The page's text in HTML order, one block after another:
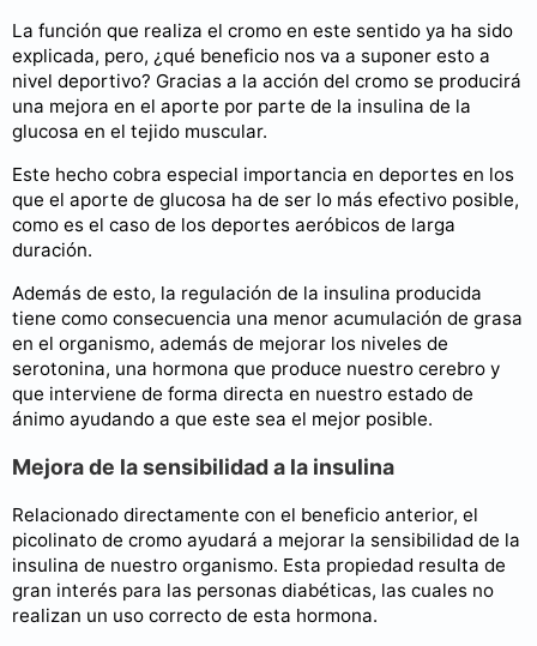
La función que realiza el cromo en este sentido ya ha sido
explicada, pero, ¿qué beneficio nos va a suponer esto a
nivel deportivo? Gracias a la acción del cromo se producirá
una mejora en el aporte por parte de la insulina de la
glucosa en el tejido muscular.
Este hecho cobra especial importancia en deportes en los
que el aporte de glucosa ha de ser lo más efectivo posible,
como es el caso de los deportes aeróbicos de larga
duración.
Además de esto, la regulación de la insulina producida
tiene como consecuencia una menor acumulación de grasa
en el organismo, además de mejorar los niveles de
serotonina, una hormona que produce nuestro cerebro y
que interviene de forma directa en nuestro estado de
ánimo ayudando a que este sea el mejor posible.
Mejora de la sensibilidad a la insulina
Relacionado directamente con el beneficio anterior, el
picolinato de cromo ayudará a mejorar la sensibilidad de la
insulina de nuestro organismo. Esta propiedad resulta de
gran interés para las personas diabéticas, las cuales no
realizan un uso correcto de esta hormona.